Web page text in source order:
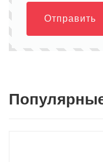
Отправить